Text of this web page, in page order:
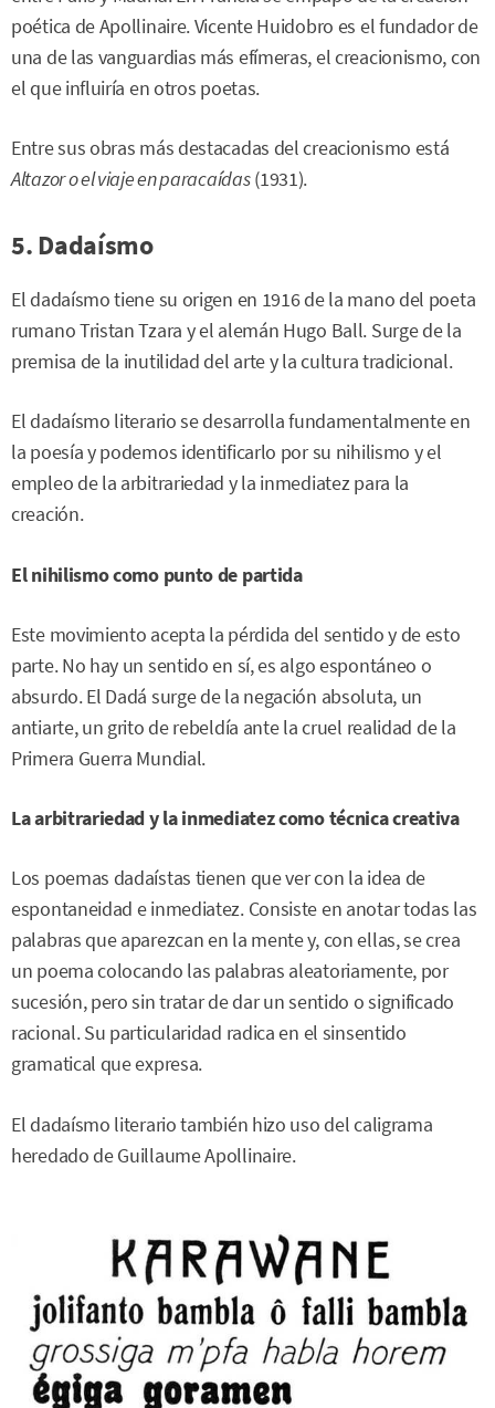
poética de Apollinaire. Vicente Huidobro es el fundador de
una de las vanguardias más efímeras, el creacionismo, con
el que influiría en otros poetas.
Entre sus obras más destacadas del creacionismo está
Altazor o el viaje en paracaídas(1931).
5. Dadaísmo
El dadaísmo tiene su origen en 1916 de la mano del poeta
rumano Tristan Tzara y el alemán Hugo Ball. Surge de la
premisa de la inutilidad del arte y la cultura tradicional.
El dadaísmo literario se desarrolla fundamentalmente en
la poesía y podemos identificarlo por su nihilismo y el
empleo de la arbitrariedad y la inmediatez para la
creación.
El nihilismo como punto de partida
Este movimiento acepta la pérdida del sentido y de esto
parte. No hay un sentido en sí, es algo espontáneo o
absurdo. El Dadá surge de la negación absoluta, un
antiarte, un grito de rebeldía ante la cruel realidad de la
Primera Guerra Mundial.
La arbitrariedad y la inmediatez como técnica creativa
Los poemas dadaístas tienen que ver con la idea de
espontaneidad e inmediatez. Consiste en anotar todas las
palabras que aparezcan en la mente y, con ellas, se crea
un poema colocando las palabras aleatoriamente, por
sucesión, pero sin tratar de dar un sentido o significado
racional. Su particularidad radica en el sinsentido
gramatical que expresa.
El dadaísmo literario también hizo uso del caligrama
heredado de Guillaume Apollinaire.